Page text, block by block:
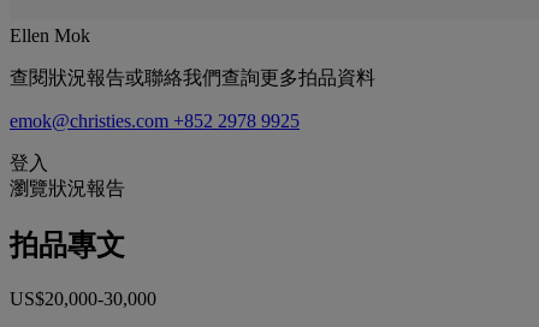
Ellen Mok
查閱狀況報告或聯絡我們查詢更多拍品資料
emok@christies.com +852 2978 9925
登入
瀏覽狀況報告
拍品專文
US$20,000-30,000